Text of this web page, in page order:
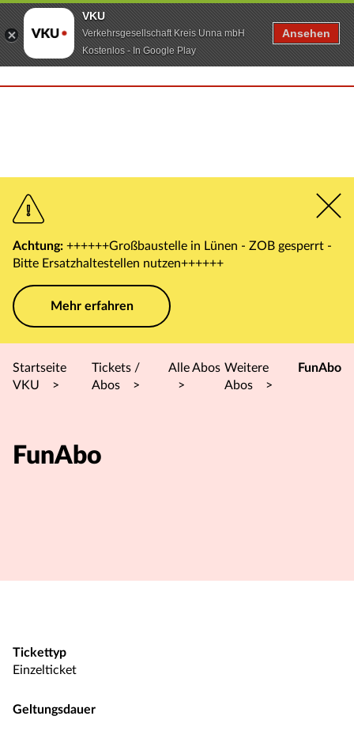
Achtung: ++++++Großbaustelle in Lünen - ZOB gesperrt -
Bitte Ersatzhaltestellen nutzen++++++
Mehr erfahren
Startseite
VKU
>
Tickets /
Abos
>
Alle Abos
>
Weitere
Abos
>
FunAbo
FunAbo
Tickettyp
Einzelticket
Geltungsdauer
VKU
Verkehrsgesellschaft Kreis Unna mbH
Kostenlos - In Google Play
Ansehen